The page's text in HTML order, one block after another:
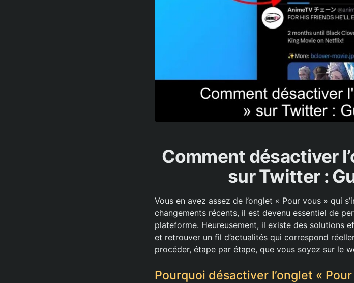
Comment désactiver
sur Twitter :
Vous en avez assez de l’onglet « Pour vous » qui
changements récents, il est devenu essentiel de
plateforme. Heureusement, il existe des solutions
et retrouver un fil d’actualités qui correspond
procéder, étape par étape, que vous soyez sur le
Pourquoi désactiver l’onglet « Pour